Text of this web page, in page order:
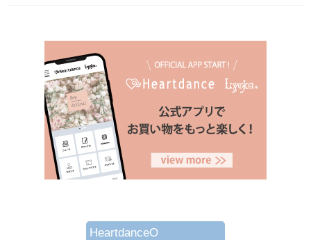
HeartdanceO